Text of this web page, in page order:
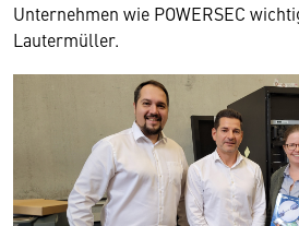
Unternehmen wie POWERSEC
Lautermüller.